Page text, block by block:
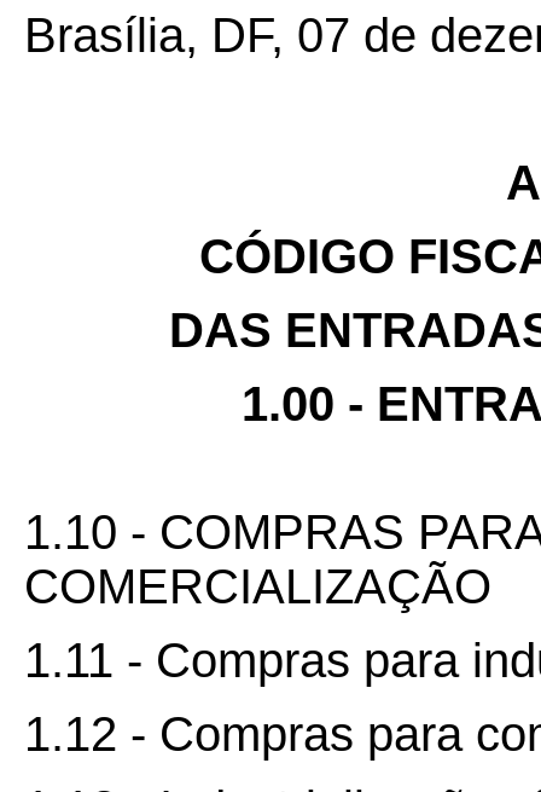
Brasília, DF, 07 de
CÓDIGO
DAS
1.00 -
1.10 - COMPRAS
COMERCIALIZAÇÃO
1.11 - Compras para
1.12 - Compras para